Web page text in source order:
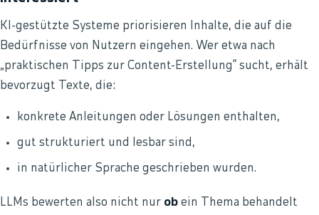
KI-gestützte Systeme priorisieren Inhalte, die auf die
Bedürfnisse von Nutzern eingehen. Wer etwa nach
„praktischen Tipps zur Content-Erstellung“ sucht, erhält
bevorzugt Texte, die:
konkrete Anleitungen oder Lösungen enthalten,
gut strukturiert und lesbar sind,
in natürlicher Sprache geschrieben wurden.
LLMs bewerten also nicht nur ob ein Thema behandelt